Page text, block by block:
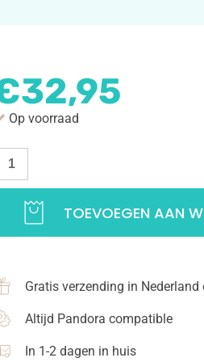
32,95
Op voorraad
Landkaart
TOEVOEGEN AAN
Gratis verzending in Nederland
Altijd Pandora compatible
In 1-2 dagen in huis